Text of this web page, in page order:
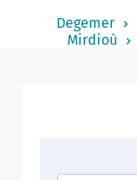
Degemer
Mirdioù